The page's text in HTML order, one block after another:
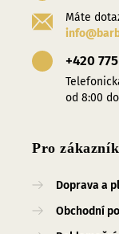
Máte
+420
od 8:00
Pro
Doprava a
Obchodní